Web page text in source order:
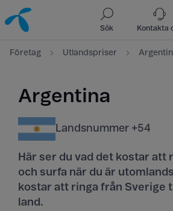
Till innehåll
Till sök
Sök Kontakta
Företag Utlandspriser
Argentina
Landsnummer +54
Här ser du vad det kostar att
och surfa när du är
kostar att ringa från Sverige
land.